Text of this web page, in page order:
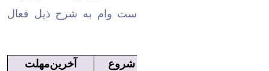
دانشجویان براي ثبت درخواست وام به شرح ذيل فعال
تاريخ شروع
آخرین‌مهلت